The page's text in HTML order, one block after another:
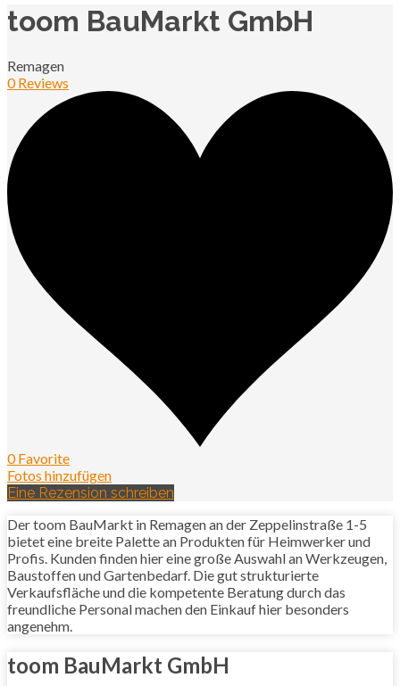
toom BauMarkt GmbH
Remagen
0 Reviews
0 Favorite
Fotos hinzufügen
Eine Rezension schreiben
Der toom BauMarkt in Remagen an der Zeppelinstraße 1-5
bietet eine breite Palette an Produkten für Heimwerker und
Profis. Kunden finden hier eine große Auswahl an Werkzeugen,
Baustoffen und Gartenbedarf. Die gut strukturierte
Verkaufsfläche und die kompetente Beratung durch das
freundliche Personal machen den Einkauf hier besonders
angenehm.
toom BauMarkt GmbH